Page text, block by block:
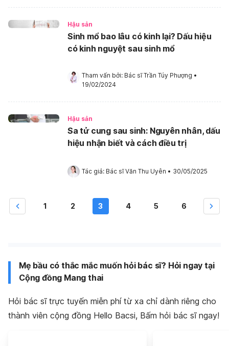
Hậu sản
Sinh mổ bao lâu có kinh lại? Dấu hiệu
có kinh nguyệt sau sinh mổ
Tham vấn bởi: Bác sĩ Trần Túy Phượng •
19/02/2024
Hậu sản
Sa tử cung sau sinh: Nguyên nhân, dấu
hiệu nhận biết và cách điều trị
Tác giả: Bác sĩ Văn Thu Uyên • 30/05/2025
1 2 3 4 5 6
Mẹ bầu có thắc mắc muốn hỏi bác sĩ? Hỏi ngay tại
Cộng đồng Mang thai
Hỏi bác sĩ trực tuyến miễn phí từ xa chỉ dành riêng cho
thành viên cộng đồng Hello Bacsi, Bấm hỏi bác sĩ ngay!